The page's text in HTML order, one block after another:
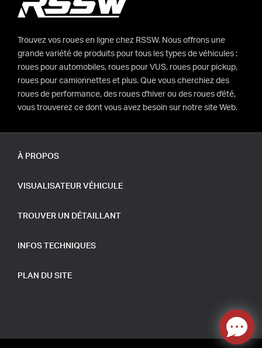
À PROPOS
VISUALISATEUR VÉHICULE
TROUVER UN DÉTAILLANT
INFOS TECHNIQUES
PLAN DU SITE
Trouvez vos roues en ligne chez RSSW. Nous offrons une
grande variété de produits pour tous les types de véhicules :
roues pour automobiles, roues pour VUS, roues pour pickup,
roues pour camionnettes et plus. Que vous cherchiez des
roues de performance, des roues d'hiver ou des roues d'été,
vous trouverez ce dont vous avez besoin sur notre site Web.